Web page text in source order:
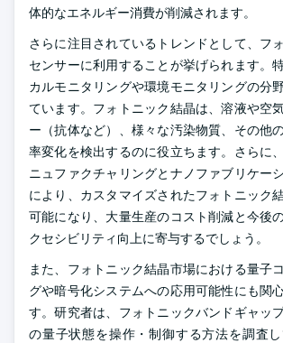
体的なエネルギー消費が削減されます。
さらに注目されているトレンドとして、フ
センサーに利用することが挙げられます。
カルモニタリングや環境モニタリングの分
ています。フォトニック結晶は、溶液や空
ー（抗体など）、様々な汚染物質、その他
率変化を検出するのに役立ちます。さらに
ニュファクチャリングとナノファブリケー
により、カスタマイズされたフォトニック
可能になり、大量生産のコスト削減と今後
クセシビリティ向上に寄与するでしょう。
また、フォトニック結晶市場における量子
グや暗号化システムへの応用可能性にも関
す。研究者は、フォトニックバンドギャッ
の量子状態を操作・制御する方法を調査